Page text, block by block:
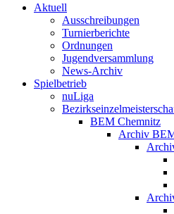
Aktuell
Ausschreibungen
Turnierberichte
Ordnungen
Jugendversammlung
News-Archiv
Spielbetrieb
nuLiga
BEM Chemnitz
Archiv